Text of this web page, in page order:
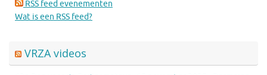
RSS feed evenementen
Wat is een RSS feed?
VRZA videos